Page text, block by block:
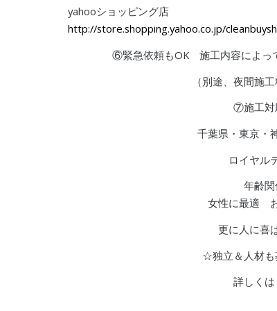
yahooショッピング店
http://store.shopping.yahoo.co.jp/
⑥緊急依頼もOK 施工内容によっ
（別途、夜間施
⑦施工対
千葉県・東京・
ロイヤル
年齢
女性に最適
更に人に喜
☆独立＆人材も
詳しく